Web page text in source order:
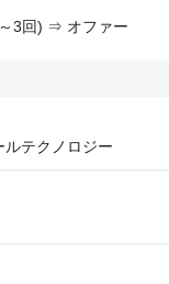
3回) ⇒ オファー
テクノロジー